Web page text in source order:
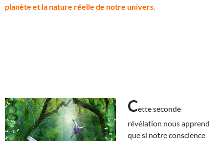
planète et la nature réelle de notre univers.
Cette seconde
révélation nous apprend
que si notre conscience